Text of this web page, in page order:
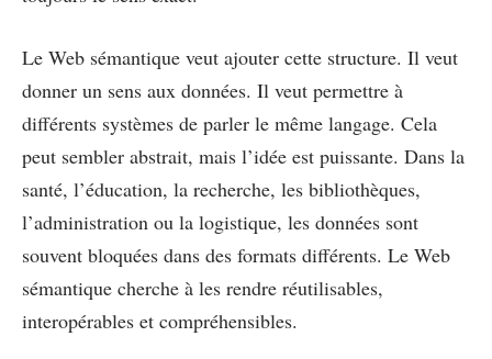
Le Web sémantique veut ajouter cette structure. Il veut
donner un sens aux données. Il veut permettre à
différents systèmes de parler le même langage. Cela
peut sembler abstrait, mais l’idée est puissante. Dans la
santé, l’éducation, la recherche, les bibliothèques,
l’administration ou la logistique, les données sont
souvent bloquées dans des formats différents. Le Web
sémantique cherche à les rendre réutilisables,
interopérables et compréhensibles.